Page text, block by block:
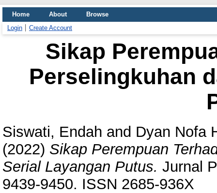
Home About
Browse
Login
Create Account
Sikap
Perselingkuhan
Siswati, Endah and Dyan Nofa
(2022) Sikap Perempuan
Serial Layangan Putus. Jurnal
9439-9450. ISSN 2685-936X